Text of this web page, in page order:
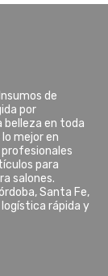
de
por
belleza en toda
mejor en
para
salones.
Santa Fe,
logística rápida y